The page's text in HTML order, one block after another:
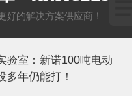
好的解决方案供应商！
验室：新诺100吨电动
多年仍能打！